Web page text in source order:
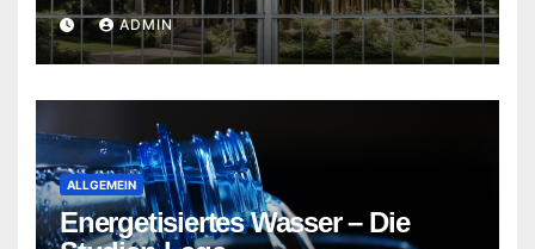
ADMIN
ALLGEMEIN
Energetisiertes Wasser – Die